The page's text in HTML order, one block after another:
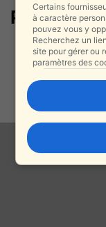
Palmyre
Certains
à caractère
pouvez vous y
Recherchez un
site pour gérer ou
paramètres des